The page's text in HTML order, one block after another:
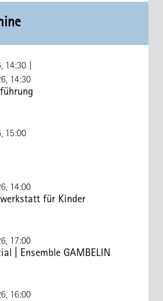
14:30
14:30
15:00
14:00
für Kinder
17:00
| Ensemble GAMBELIN
16:00